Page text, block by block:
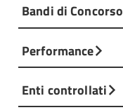
Bandi di Concorso
Performance
Enti controllati